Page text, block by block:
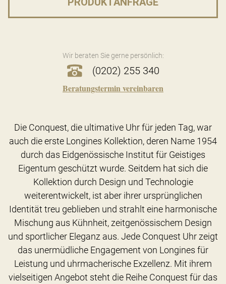
Wir beraten Sie gerne persönlich:
(0202) 255 340
Beratungstermin vereinbaren
Die Conquest, die ultimative Uhr für jeden Tag, war
auch die erste Longines Kollektion, deren Name 1954
durch das Eidgenössische Institut für Geistiges
Eigentum geschützt wurde. Seitdem hat sich die
Kollektion durch Design und Technologie
weiterentwickelt, ist aber ihrer ursprünglichen
Identität treu geblieben und strahlt eine harmonische
Mischung aus Kühnheit, zeitgenössischem Design
und sportlicher Eleganz aus. Jede Conquest Uhr zeigt
das unermüdliche Engagement von Longines für
Leistung und uhrmacherische Exzellenz. Mit ihrem
vielseitigen Angebot steht die Reihe Conquest für das